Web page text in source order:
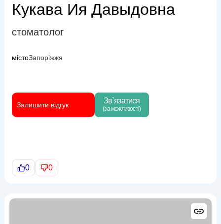
Кукава Ия Давыдовна
стоматолог
містоЗапоріжжя
Залишити відгук Зв`язатися
(за можливості)
0 0